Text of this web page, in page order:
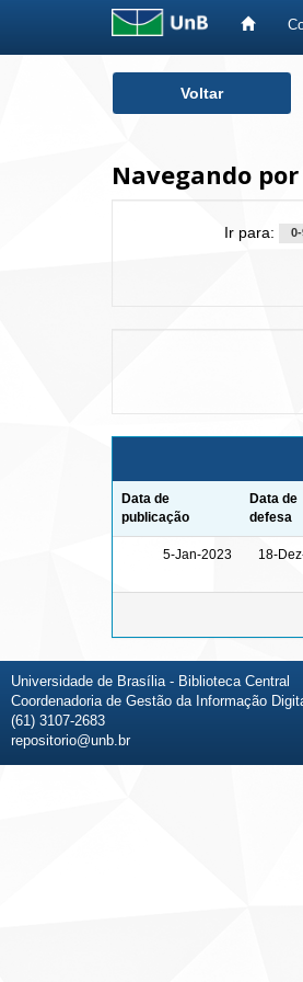
Voltar
Navegando
Ir para:
Data de
publicação
Data de
defesa
5-Jan-2023 18-
Universidade de Brasília - Biblioteca Central
Coordenadoria de Gestão da Informação
(61) 3107-2683
repositorio@unb.br